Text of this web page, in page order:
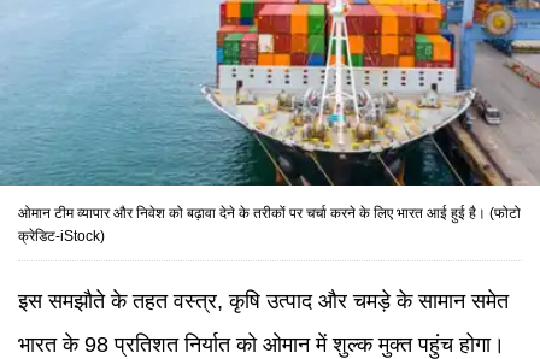
ओमान टीम व्यापार और निवेश को बढ़ावा देने के तरीकों पर चर्चा करने के लिए भारत आई हुई है। (फोटो
क्रेडिट-iStock)
इस समझौते के तहत वस्त्र, कृषि उत्पाद और चमड़े के सामान समेत
भारत के 98 प्रतिशत निर्यात को ओमान में शुल्क मुक्त पहुंच होगा।